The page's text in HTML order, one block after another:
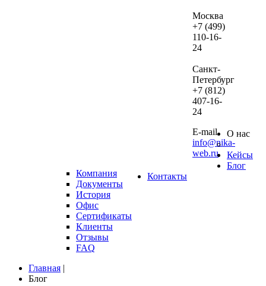
Москва
+7 (499)
110-16-
24
Санкт-
Петербург
+7 (812)
407-16-
24
E-mail
info@nika-
web.ru
О нас
Компания
Документы
История
Офис
Сертификаты
Клиенты
Отзывы
FAQ
Кейсы
Блог
Контакты
Главная |
Блог